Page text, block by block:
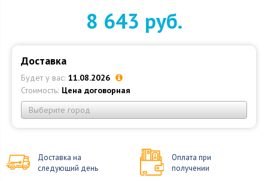
8 643 руб.
Доставка
Будет у вас: 11.08.2026
Стоимость: Цена договорная
Выберите город
Доставка на
следующий день
Оплата при
получении